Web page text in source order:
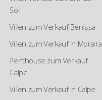
Sol
Villen zum Verkauf Benissa
Villen zum Verkauf in Moraira
Penthouse zum Verkauf
Calpe
Villen zum Verkauf in Calpe